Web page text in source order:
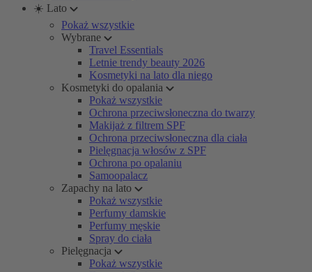
☀️ Lato
Pokaż wszystkie
Wybrane
Travel Essentials
Letnie trendy beauty 2026
Kosmetyki na lato dla niego
Kosmetyki do opalania
Pokaż wszystkie
Ochrona przeciwsłoneczna do twarzy
Makijaż z filtrem SPF
Ochrona przeciwsłoneczna dla ciała
Pielęgnacja włosów z SPF
Ochrona po opalaniu
Samoopalacz
Zapachy na lato
Pokaż wszystkie
Perfumy damskie
Perfumy męskie
Spray do ciała
Pielęgnacja
Pokaż wszystkie